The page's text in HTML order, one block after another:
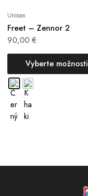
Unisex
Freet – Zennor 2
90,00 €
Vyberte možnosti